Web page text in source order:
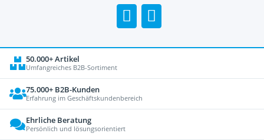
50.000+ Artikel
Umfangreiches B2B-Sortiment
75.000+ B2B-Kunden
Erfahrung im Geschäftskundenbereich
Ehrliche Beratung
Persönlich und lösungsorientiert